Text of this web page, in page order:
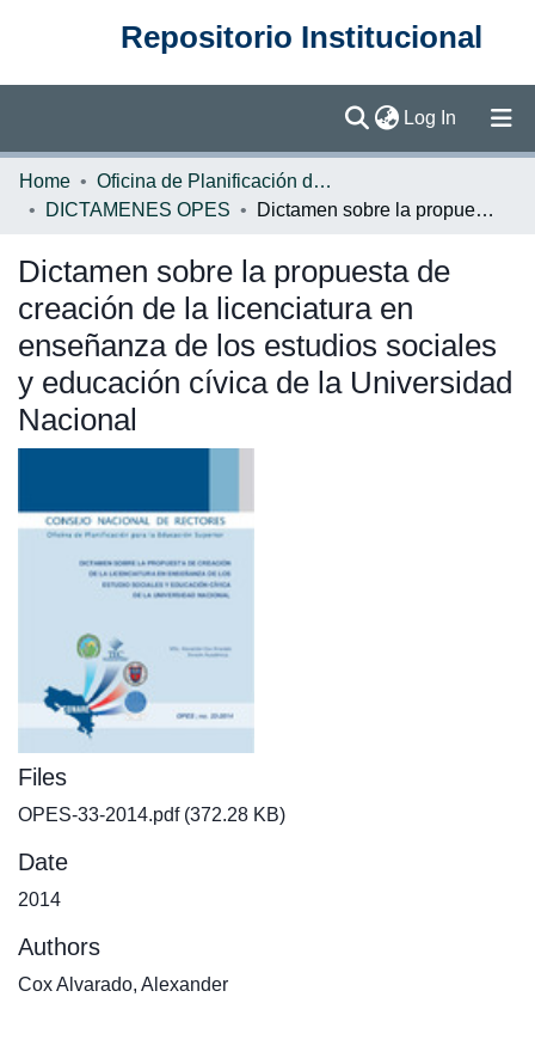
Repositorio Institucional
Log In (current)
Communities & Collections
Statistics
Home
Oficina de Planificación de la Educación Superior (OPES)
DICTAMENES OPES
Dictamen sobre la propuesta de creación de la licenciatura en enseñanza de los estudios sociales y educación cívica de la Universidad Nacional
Dictamen sobre la propuesta de
creación de la licenciatura en
enseñanza de los estudios sociales
y educación cívica de la Universidad
Nacional
Files
OPES-33-2014.pdf(372.28 KB)
Date
2014
Authors
Cox Alvarado, Alexander